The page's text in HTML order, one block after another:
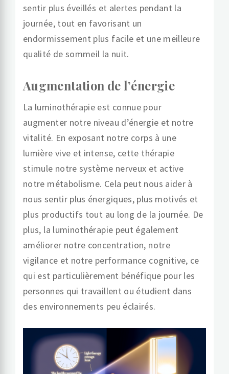
sentir plus éveillés et alertes pendant la
journée, tout en favorisant un
endormissement plus facile et une meilleure
qualité de sommeil la nuit.
Augmentation de l’énergie
La luminothérapie est connue pour
augmenter notre niveau d’énergie et notre
vitalité. En exposant notre corps à une
lumière vive et intense, cette thérapie
stimule notre système nerveux et active
notre métabolisme. Cela peut nous aider à
nous sentir plus énergiques, plus motivés et
plus productifs tout au long de la journée. De
plus, la luminothérapie peut également
améliorer notre concentration, notre
vigilance et notre performance cognitive, ce
qui est particulièrement bénéfique pour les
personnes qui travaillent ou étudient dans
des environnements peu éclairés.